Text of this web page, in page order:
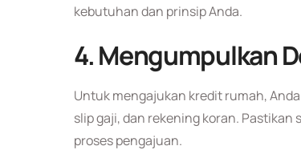
kebutuhan dan prinsip Anda.
4.Mengumpulkan
Untuk mengajukan kredit rumah,
slip gaji, dan rekening koran.
proses pengajuan.